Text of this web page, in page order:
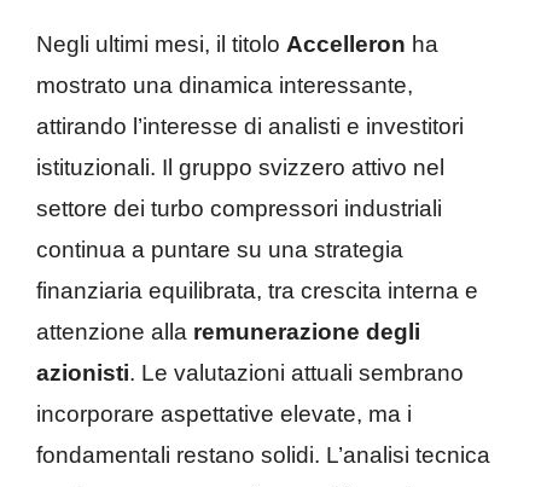
Negli ultimi mesi, il titolo Accelleron ha
mostrato una dinamica interessante,
attirando l’interesse di analisti e investitori
istituzionali. Il gruppo svizzero attivo nel
settore dei turbo compressori industriali
continua a puntare su una strategia
finanziaria equilibrata, tra crescita interna e
attenzione alla remunerazione degli
azionisti. Le valutazioni attuali sembrano
incorporare aspettative elevate, ma i
fondamentali restano solidi. L’analisi tecnica